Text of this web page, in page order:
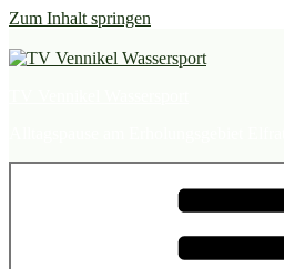
Zum Inhalt springen